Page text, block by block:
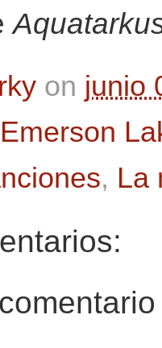
on junio
Emerson
, La